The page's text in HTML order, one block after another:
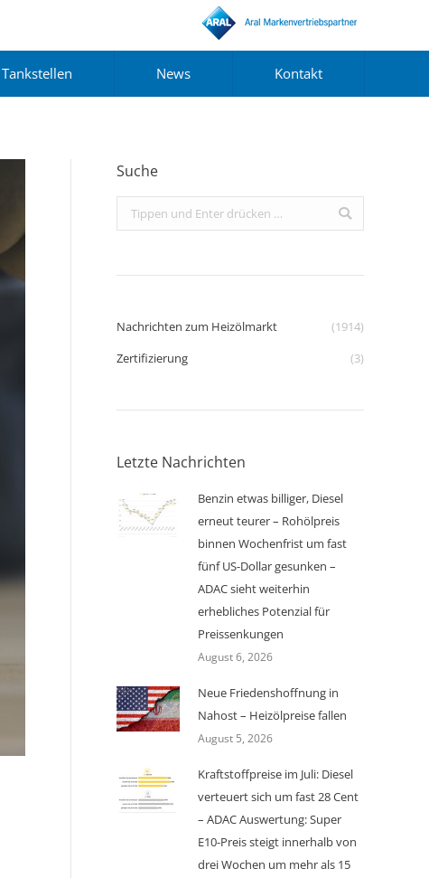
Tankstellen News Kontakt
Suche
Search:
Nachrichten zum Heizölmarkt
(1914)
Zertifizierung
(3)
Letzte Nachrichten
Benzin etwas billiger, Diesel
erneut teurer – Rohölpreis
binnen Wochenfrist um fast
fünf US-Dollar gesunken –
ADAC sieht weiterhin
erhebliches Potenzial für
Preissenkungen
August 6, 2026
Neue Friedenshoffnung in
Nahost – Heizölpreise fallen
August 5, 2026
Kraftstoffpreise im Juli: Diesel
verteuert sich um fast 28 Cent
– ADAC Auswertung: Super
E10-Preis steigt innerhalb von
drei Wochen um mehr als 15